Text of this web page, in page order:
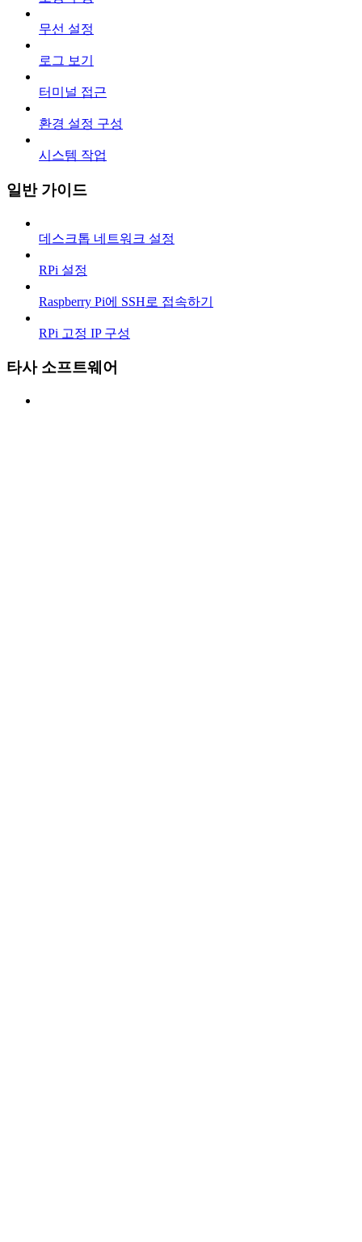
무선 설정
로그 보기
터미널 접근
환경 설정 구성
시스템 작업
일반 가이드
데스크톱 네트워크 설정
RPi 설정
Raspberry Pi에 SSH로 접속하기
RPi 고정 IP 구성
타사 소프트웨어